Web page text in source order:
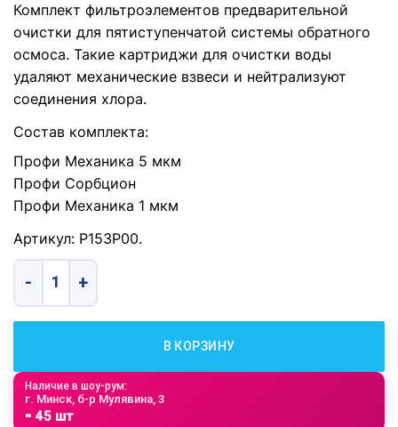
Комплект фильтроэлементов предварительной
очистки для пятиступенчатой системы обратного
осмоса. Такие картриджи для очистки воды
удаляют механические взвеси и нейтрализуют
соединения хлора.
Состав комплекта:
Профи Механика 5 мкм
Профи Сорбцион
Профи Механика 1 мкм
Артикул: Р153Р00.
Количество товара Комплект сменных
В КОРЗИНУ
Наличие в шоу-рум:
г. Минск, б-р Мулявина, 3
⁃ 45 шт